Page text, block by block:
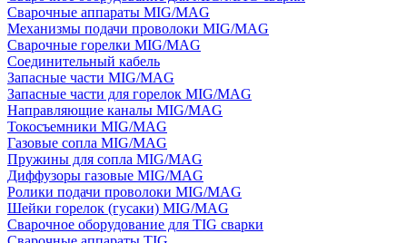
Сварочные аппараты MIG/MAG
Механизмы подачи проволоки MIG/MAG
Сварочные горелки MIG/MAG
Соединительный кабель
Запасные части MIG/MAG
Запасные части для горелок MIG/MAG
Направляющие каналы MIG/MAG
Токосъемники MIG/MAG
Газовые сопла MIG/MAG
Пружины для сопла MIG/MAG
Диффузоры газовые MIG/MAG
Ролики подачи проволоки MIG/MAG
Шейки горелок (гусаки) MIG/MAG
Сварочное оборудование для TIG сварки